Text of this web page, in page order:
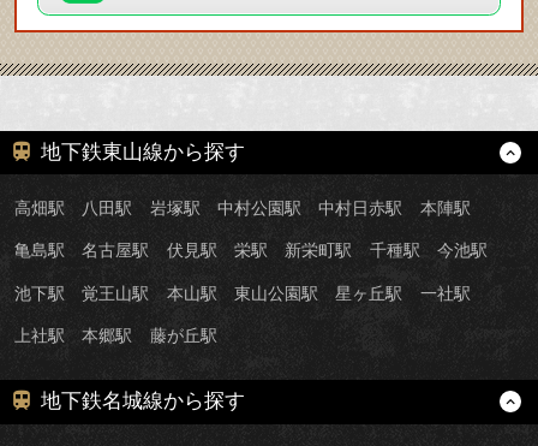
地下鉄東山線から探す
高畑駅 八田駅 岩塚駅 中村公園駅 中村日赤駅 本陣駅
亀島駅 名古屋駅 伏見駅 栄駅 新栄町駅 千種駅 今池駅
池下駅 覚王山駅 本山駅 東山公園駅 星ヶ丘駅 一社駅
上社駅 本郷駅 藤が丘駅
地下鉄名城線から探す